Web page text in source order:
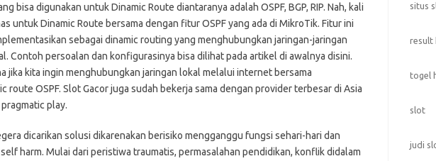
bisa digunakan untuk Dinamic Route diantaranya adalah OSPF, BGP, RIP. Nah, kali
untuk Dinamic Route bersama dengan fitur OSPF yang ada di MikroTik. Fitur ini
sebagai dinamic routing yang menghubungkan jaringan-jaringan
Contoh persoalan dan konfigurasinya bisa dilihat pada artikel di awalnya disini.
jika kita ingin menghubungkan jaringan lokal melalui internet bersama
route OSPF. Slot Gacor juga sudah bekerja sama dengan provider terbesar di Asia
play.
dicarikan solusi dikarenakan berisiko mengganggu fungsi sehari-hari dan
harm. Mulai dari peristiwa traumatis, permasalahan pendidikan, konflik didalam
situs
result
togel
slot
judi